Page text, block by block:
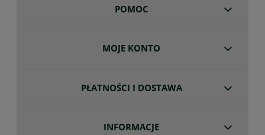
POMOC
MOJE KONTO
PŁATNOŚCI I DOSTAWA
INFORMACJE